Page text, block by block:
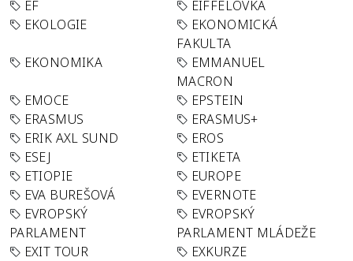
EF
EIFFELOVKA
EKOLOGIE
EKONOMICKÁ
FAKULTA
EKONOMIKA
EMMANUEL
MACRON
EMOCE
EPSTEIN
ERASMUS
ERASMUS+
ERIK AXL SUND
EROS
ESEJ
ETIKETA
ETIOPIE
EUROPE
EVA BUREŠOVÁ
EVERNOTE
EVROPSKÝ
PARLAMENT
EVROPSKÝ
PARLAMENT MLÁDEŽE
EXIT TOUR
EXKURZE